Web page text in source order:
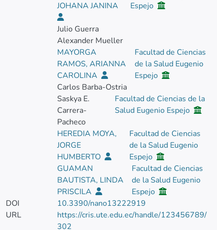
JOHANA JANINA
Espejo
Julio Guerra
Alexander Mueller
MAYORGA
RAMOS, ARIANNA
CAROLINA
Facultad de Ciencias
de la Salud Eugenio
Espejo
Carlos Barba-Ostria
Saskya E.
Carrera-
Pacheco
Facultad de Ciencias de la
Salud Eugenio Espejo
HEREDIA MOYA,
JORGE
HUMBERTO
Facultad de Ciencias
de la Salud Eugenio
Espejo
GUAMAN
BAUTISTA, LINDA
PRISCILA
Facultad de Ciencias
de la Salud Eugenio
Espejo
DOI
10.3390/nano13222919
URL
https://cris.ute.edu.ec/handle/123456789/
302